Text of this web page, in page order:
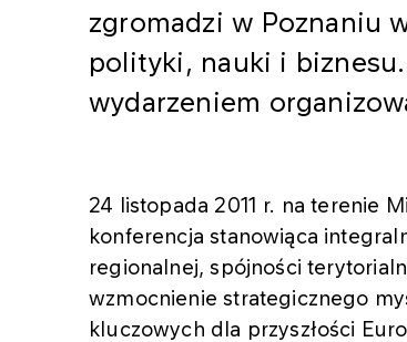
zgromadzi w Poznaniu
polityki, nauki i
wydarzeniem
24 listopada 2011 r. na terenie
konferencja stanowiąca
regionalnej, spójności
wzmocnienie strategicznego
kluczowych dla przyszłości